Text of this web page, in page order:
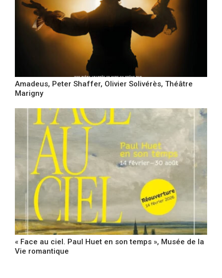
Amadeus, Peter Shaffer, Olivier Solivérès, Théâtre
Marigny
« Face au ciel. Paul Huet en son temps », Musée de la
Vie romantique